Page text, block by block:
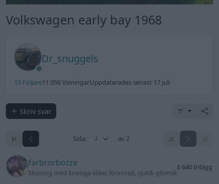
Volkswagen early bay 1968
Dr_snuggels
15 Följare11 056 VisningarUppdaterades senast 17 juli
Skriv svar
Sida: av 2
farbrorbozze
Sköning med knasiga idéer, förvirrad, sjuk& glömsk
6 640 Inlägg